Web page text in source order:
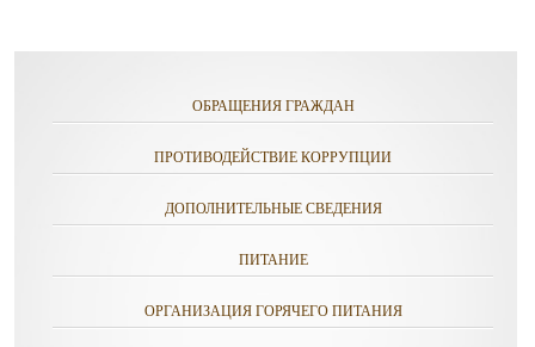
ОБРАЩЕНИЯ ГРАЖДАН
ПРОТИВОДЕЙСТВИЕ КОРРУПЦИИ
ДОПОЛНИТЕЛЬНЫЕ СВЕДЕНИЯ
ПИТАНИЕ
ОРГАНИЗАЦИЯ ГОРЯЧЕГО ПИТАНИЯ